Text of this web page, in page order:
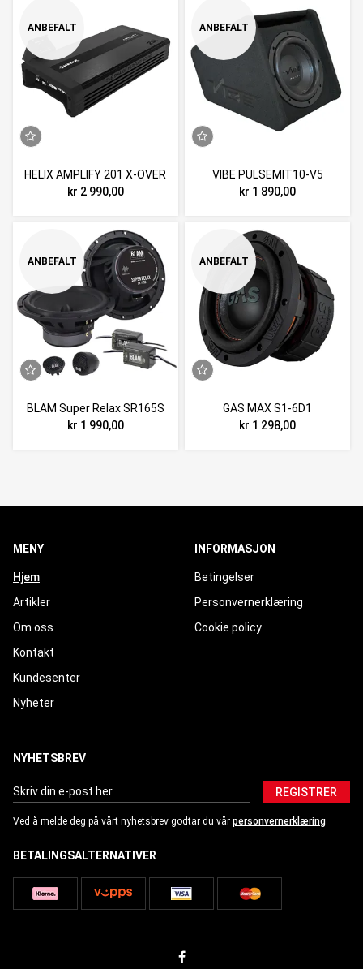
ANBEFALT
HELIX AMPLIFY 201 X-OVER
kr 2 990,00
ANBEFALT
VIBE PULSEMIT10-V5
kr 1 890,00
ANBEFALT
BLAM Super Relax SR165S
kr 1 990,00
ANBEFALT
GAS MAX S1-6D1
kr 1 298,00
MENY
Hjem
Artikler
Om oss
Kontakt
Kundesenter
Nyheter
INFORMASJON
Betingelser
Personvernerklæring
Cookie policy
NYHETSBREV
REGISTRER
Ved å melde deg på vårt nyhetsbrev godtar du vår personvernerklæring
BETALINGSALTERNATIVER